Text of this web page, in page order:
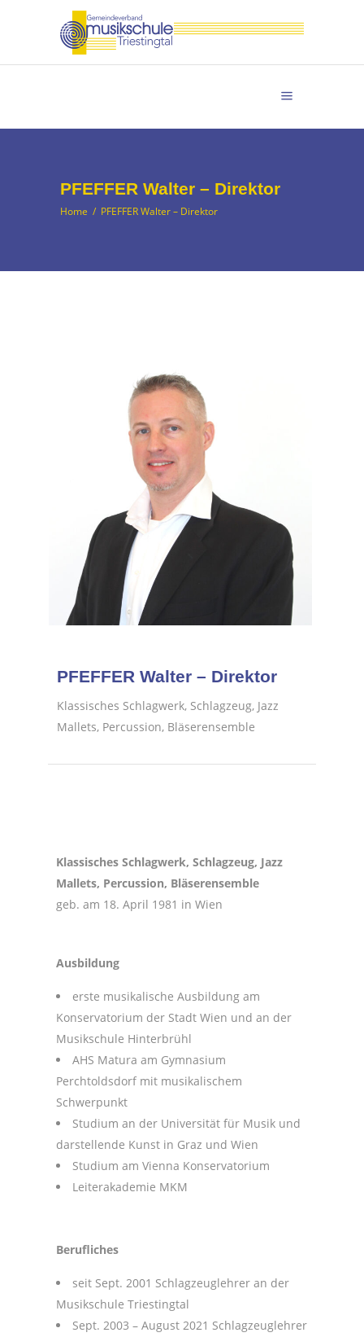
PFEFFER Walter – Direktor
Home / PFEFFER Walter – Direktor
PFEFFER Walter – Direktor
Klassisches Schlagwerk, Schlagzeug, Jazz
Mallets, Percussion, Bläserensemble
Klassisches Schlagwerk, Schlagzeug, Jazz
Mallets, Percussion, Bläserensemble
geb. am 18. April 1981 in Wien
Ausbildung
erste musikalische Ausbildung am
Konservatorium der Stadt Wien und an der
Musikschule Hinterbrühl
AHS Matura am Gymnasium
Perchtoldsdorf mit musikalischem
Schwerpunkt
Studium an der Universität für Musik und
darstellende Kunst in Graz und Wien
Studium am Vienna Konservatorium
Leiterakademie MKM
Berufliches
seit Sept. 2001 Schlagzeuglehrer an der
Musikschule Triestingtal
Sept. 2003 – August 2021 Schlagzeuglehrer